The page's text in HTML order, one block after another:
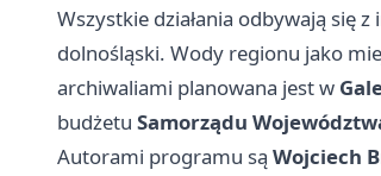
Wszystkie działania odbywają się
dolnośląski. Wody regionu jako
archiwaliami planowana jest w
budżetu Samorządu
Autorami programu są Wojciech